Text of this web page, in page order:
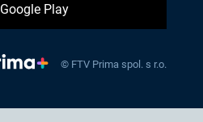
Google Play
© FTV Prima spol. s r.o.